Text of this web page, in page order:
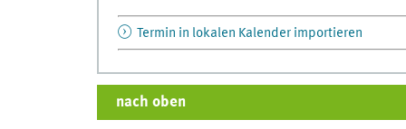
Termin in lokalen Kalender importieren
nach oben